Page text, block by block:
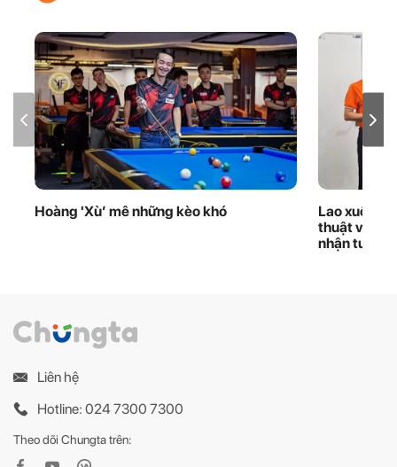
Hoàng 'Xù’ mê những kèo khó
Lao xuống
thuật viên
nhận tuyên
Liên hệ
Hotline: 024 7300 7300
Theo dõi Chungta trên: